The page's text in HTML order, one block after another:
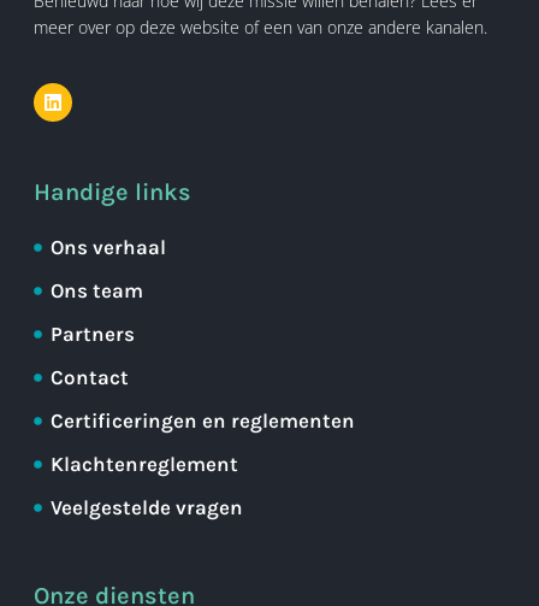
meer over op deze website of een van onze andere kanalen.
Handige links
Ons verhaal
Ons team
Partners
Contact
Certificeringen en reglementen
Klachtenreglement
Veelgestelde vragen
Onze diensten